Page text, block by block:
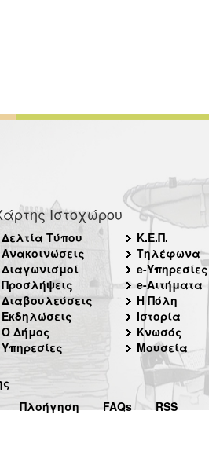
Ιστοχώρου
Δελτία Τύπου
Ανακοινώσεις
Διαγωνισμοί
Προσλήψεις
Διαβουλεύσεις
Εκδηλώσεις
Ο Δήμος
Υπηρεσίες
Κ.Ε.Π.
Τηλέφωνα
e-Υπηρεσίες
e-Αιτήματα
Η Πόλη
Ιστορία
Κνωσός
Μουσεία
Πλοήγηση FAQs RSS